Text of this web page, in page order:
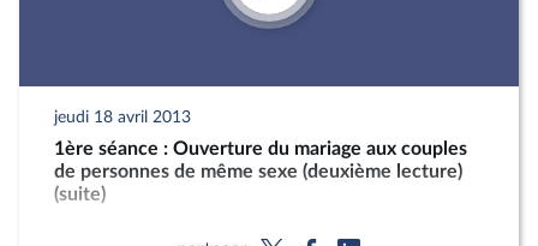
jeudi 18 avril 2013
1ère séance : Ouverture du mariage aux couples
de personnes de même sexe (deuxième lecture)
(suite)